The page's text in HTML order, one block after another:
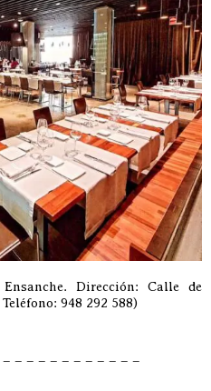
Dirección: Calle de
948 292 588)
– – – – – – – – – – –